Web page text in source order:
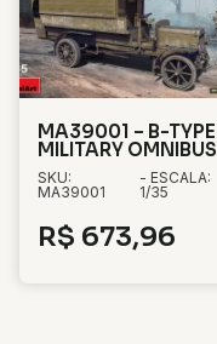
MA39001 – B-TYPE
MILITARY OMNIBUS
SKU:
MA39001
- ESCALA:
1/35
R$ 673,96